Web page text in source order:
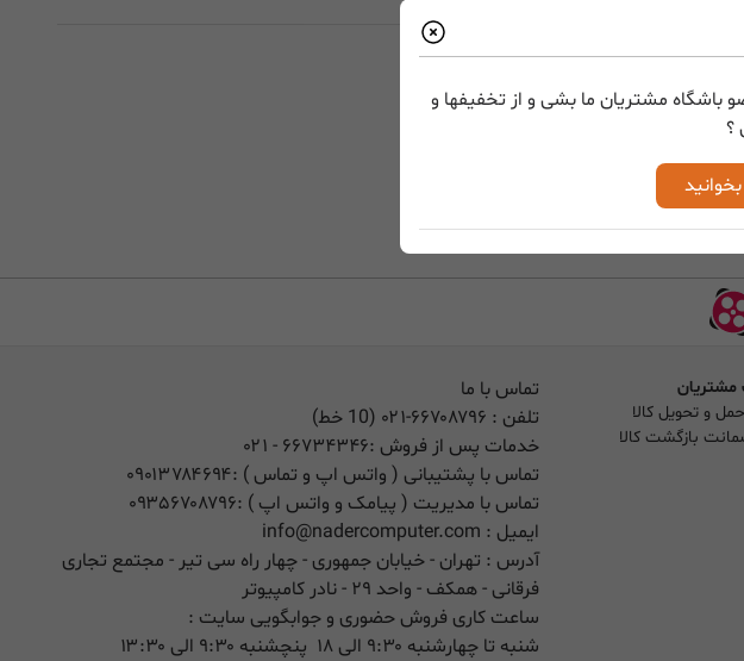
باشگاه مشتریان ما بشی و از تخفیفها و
؟
و تحویل کالا
تماس با ما
تلفن : ۰۲۱-۶۶۷۰۸۷۹۶ (10 خط)
خدمات پس از فروش :۶۶۷۳۴۳۴۶ - ۰۲۱
تماس با پشتیبانی ( واتس اپ و تماس ) :۰۹۰۱۳۷۸۴۶۹۴
تماس با مدیریت ( پیامک و واتس اپ ) :۰۹۳۵۶۷۰۸۷۹۶
ایمیل : info@nadercomputer.com
آدرس : تهران - خیابان جمهوری - چهار راه سی تیر - مجتمع تجاری
فرقانی - همکف - واحد ۲۹ - نادر کامپیوتر
ساعت کاری فروش حضوری و جوابگویی سایت :
شنبه تا چهارشنبه ۹:۳۰ الی ۱۸ پنچشنبه ۹:۳۰ الی ۱۳:۳۰